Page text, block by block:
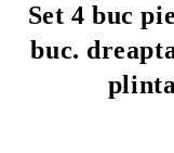
Set 4 buc
buc.